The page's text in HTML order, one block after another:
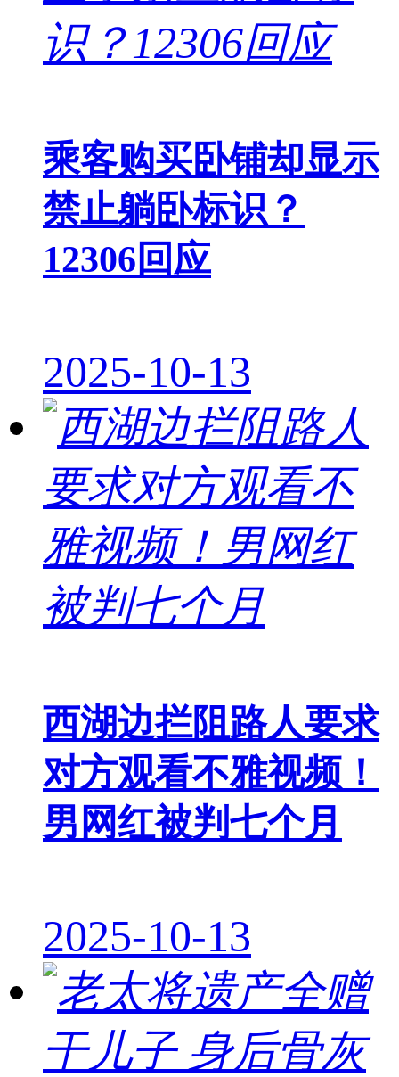
乘客购买卧铺却显示
禁止躺卧标识？
12306回应
2025-10-13
西湖边拦阻路人要求
对方观看不雅视频！
男网红被判七个月
2025-10-13